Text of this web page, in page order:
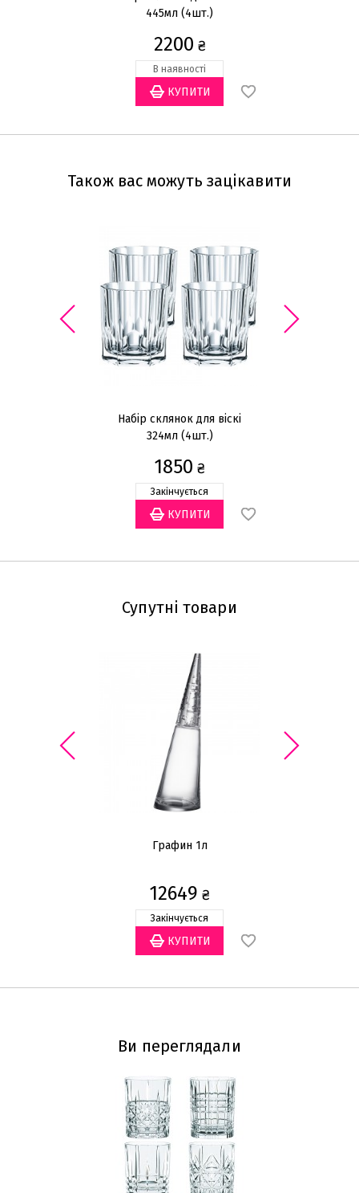
445мл (4шт.)
2200 ₴
В наявності
Також вас можуть зацікавити
Набір склянок для віскі
324мл (4шт.)
1850 ₴
Закінчується
Супутні товари
Графин 1л
12649 ₴
Закінчується
Ви переглядали